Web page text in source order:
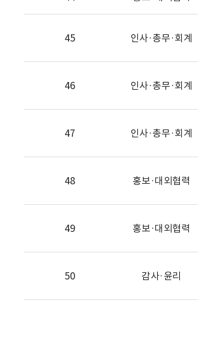
45 인사·총무·회계
46 인사·총무·회계
47 인사·총무·회계
48 홍보·대외협력
49 홍보·대외협력
50 감사·윤리